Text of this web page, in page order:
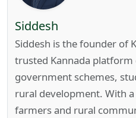
Siddesh
Siddesh is the founder of
trusted Kannada
government schemes,
rural development. With
farmers and rural